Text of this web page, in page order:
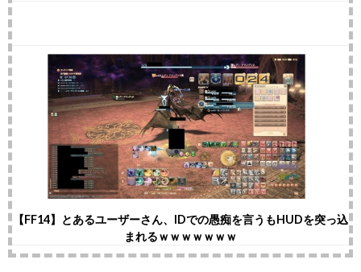
【FF14】とあるユーザーさん、IDでの愚痴を言うもHUDを突っ込
まれるｗｗｗｗｗｗｗ